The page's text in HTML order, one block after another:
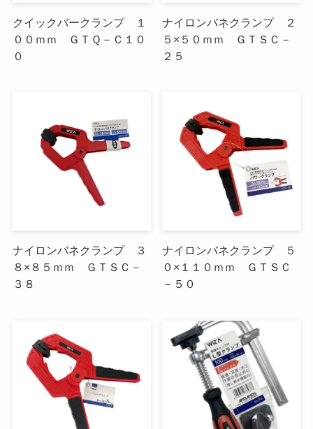
クイックバークランプ １
００ｍｍ ＧＴＱ－Ｃ１０
０
ナイロンバネクランプ ２
５×５０ｍｍ ＧＴＳＣ－
２５
ナイロンバネクランプ ３
８×８５ｍｍ ＧＴＳＣ－
３８
ナイロンバネクランプ ５
０×１１０ｍｍ ＧＴＳＣ
－５０